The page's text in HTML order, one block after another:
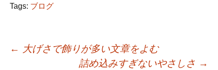
Tags: ブログ
←
大げさで飾りが多い文章をよむ
詰め込みすぎないやさしさ →